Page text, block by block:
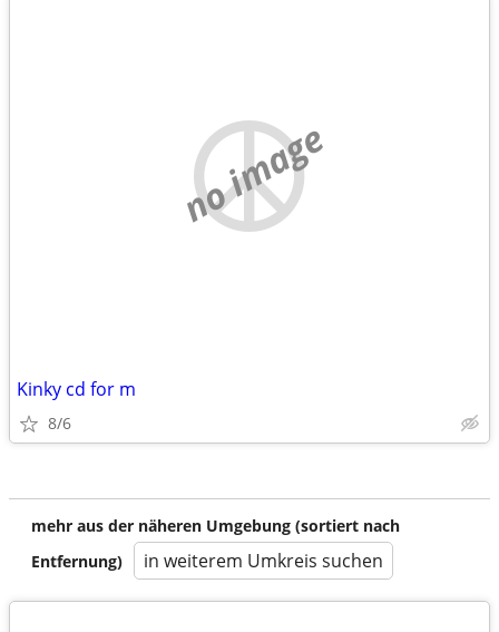
no image
Kinky cd for m
8/6
mehr aus der näheren Umgebung (sortiert nach
Entfernung)
in weiterem Umkreis suchen